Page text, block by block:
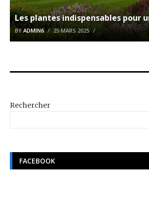
Les plantes indispensables pour
BYADMIN6 25 MARS 2025
Rechercher
FACEBOOK